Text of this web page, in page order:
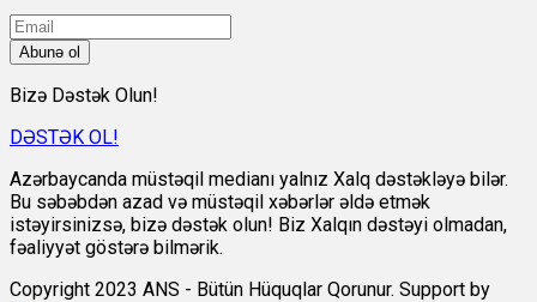
Abunə ol
Bizə Dəstək Olun!
DƏSTƏK OL!
Azərbaycanda müstəqil medianı yalnız Xalq dəstəkləyə bilər.
Bu səbəbdən azad və müstəqil xəbərlər əldə etmək
istəyirsinizsə, bizə dəstək olun! Biz Xalqın dəstəyi olmadan,
fəaliyyət göstərə bilmərik.
Copyright 2023 ANS - Bütün Hüquqlar Qorunur. Support by